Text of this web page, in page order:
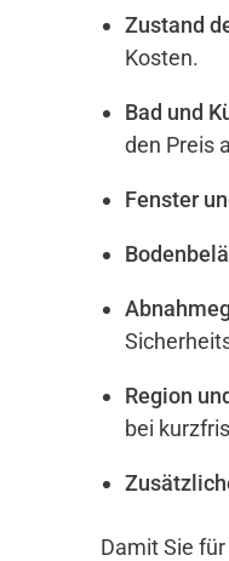
Zustand
Kosten.
Bad und
den Preis
Fenster
Region
bei
Damit Sie für